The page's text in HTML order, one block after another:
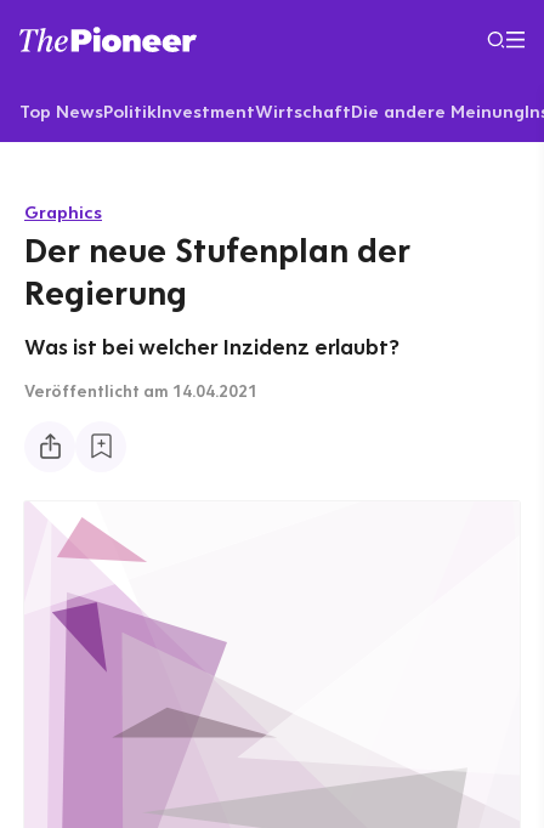
Top NewsPolitikInvestmentWirtschaftDie andere Meinung
Graphics
Der neue Stufenplan der
Regierung
Was ist bei welcher Inzidenz erlaubt?
Veröffentlicht am 14.04.2021